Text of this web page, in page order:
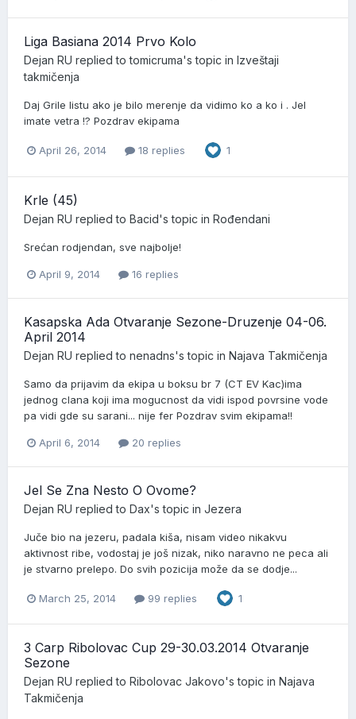
Liga Basiana 2014 Prvo Kolo
Dejan RU replied totomicruma's topic in Izveštaji
takmičenja
Daj Grile listu ako je bilo merenje da vidimo ko a ko i . Jel
imate vetra !? Pozdrav ekipama
April 26, 2014 18 replies 1
Krle (45)
Dejan RU replied to Bacid's topic in Rođendani
Srećan rodjendan, sve najbolje!
April 9, 2014 16 replies
Kasapska Ada Otvaranje Sezone-Druzenje 04-06.
April 2014
Dejan RU replied to nenadns's topic in Najava Takmičenja
Samo da prijavim da ekipa u boksu br 7 (CT EV Kac)ima
jednog clana koji ima mogucnost da vidi ispod povrsine vode
pa vidi gde su sarani... nije fer Pozdrav svim ekipama!!
April 6, 2014 20 replies
Jel Se Zna Nesto O Ovome?
Dejan RU replied to Dax's topic in Jezera
Juče bio na jezeru, padala kiša, nisam video nikakvu
aktivnost ribe, vodostaj je još nizak, niko naravno ne peca ali
je stvarno prelepo. Do svih pozicija može da se dodje...
March 25, 2014 99 replies 1
3 Carp Ribolovac Cup 29-30.03.2014 Otvaranje
Sezone
Dejan RU replied to Ribolovac Jakovo's topic in Najava
Takmičenja